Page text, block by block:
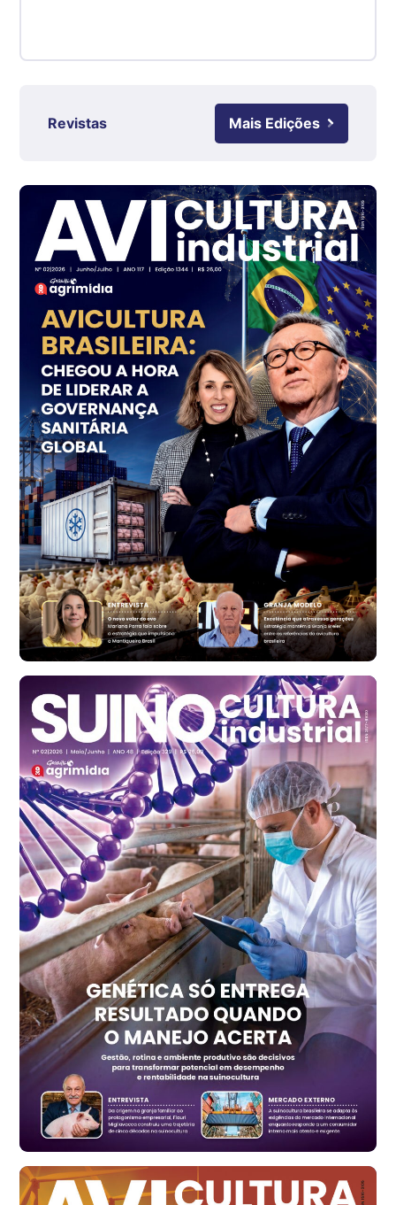
R$ 4,63
Grande São Paulo (SP)
Ovo Branco - Regional
Branco
R$ 145,34
cx
Ovo Vermelho - Regional
Grande São Paulo (SP)
R$ 155,59
cx
Ovo Vermelho - Regional
Vermelho
R$ 159,31
cx
Ovo Branco - Regional
Bastos (SP)
R$ 134,40
cx
Ovo Vermelho - Regional
Bastos (SP)
R$ 147,87
cx
Frango - Indicador
R$ 7,13
kg
Frango - Indicador
SP
R$ 7,15
kg
Trigo Atacado - Regional
PR
R$ 1.414,20
t
Trigo Atacado - Regional
RS
R$ 1.314,40
t
Ovo Vermelho - Regional
Vermelho
R$ 171,15
cx
Ovo Branco - Regional
Santa Maria do Jetibá (ES)
R$ 139,43
cx
Revistas Mais Edições